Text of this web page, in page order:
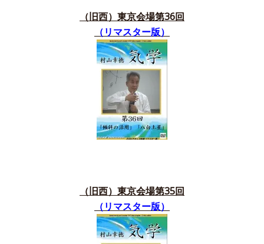
（旧西）東京会場第36回
（リマスター版）
（旧西）東京会場第35回
（リマスター版）